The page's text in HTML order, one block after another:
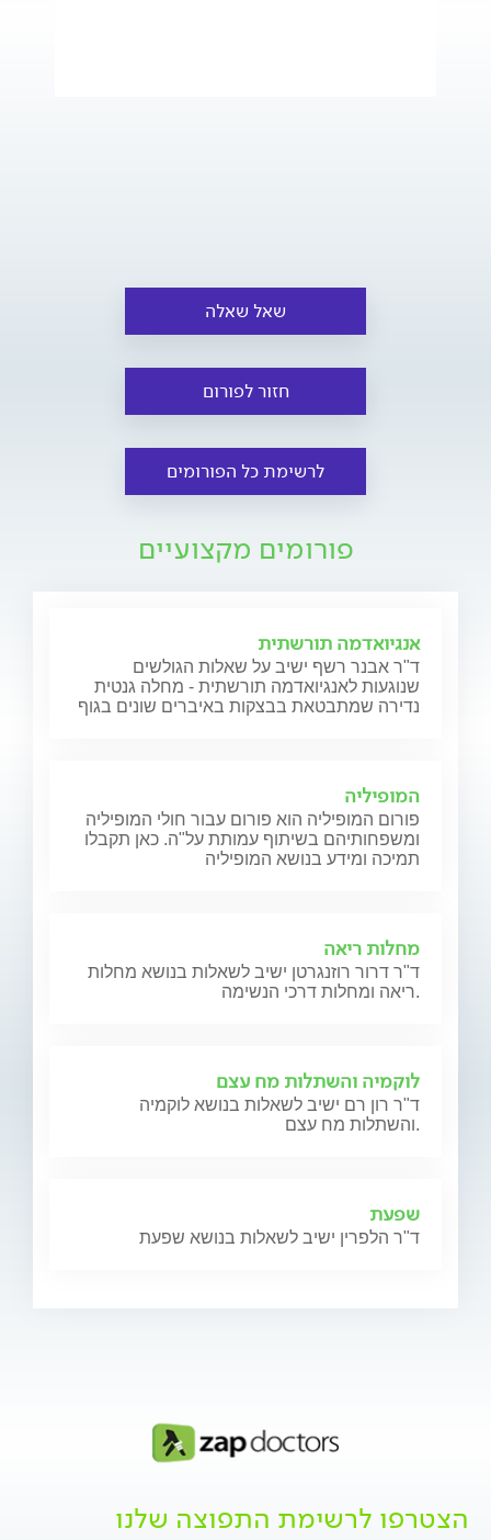
שאל שאלה
חזור לפורום
לרשימת כל הפורומים
פורומים מקצועיים
אנגיואדמה תורשתית
ד"ר אבנר רשף ישיב על שאלות הגולשים
שנוגעות לאנגיואדמה תורשתית - מחלה גנטית
נדירה שמתבטאת בבצקות באיברים שונים בגוף
המופיליה
פורום המופיליה הוא פורום עבור חולי המופיליה
ומשפחותיהם בשיתוף עמותת על"ה. כאן תקבלו
תמיכה ומידע בנושא המופיליה
מחלות ריאה
ד"ר דרור רוזנגרטן ישיב לשאלות בנושא מחלות
ריאה ומחלות דרכי הנשימה.
לוקמיה והשתלות מח עצם
ד"ר רון רם ישיב לשאלות בנושא לוקמיה
והשתלות מח עצם.
שפעת
ד"ר הלפרין ישיב לשאלות בנושא שפעת
הצטרפו לרשימת התפוצה שלנו